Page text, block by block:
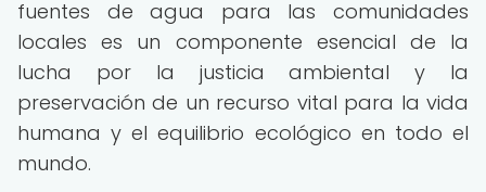
fuentes de agua para las comunidades
locales es un componente esencial de la
lucha por la justicia ambiental y la
preservación de un recurso vital para la vida
humana y el equilibrio ecológico en todo el
mundo.